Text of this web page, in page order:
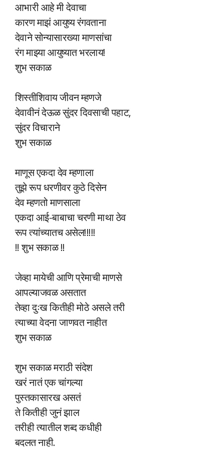
आभारी आहे मी देवाचा
कारण माझं आयुष्य रंगवताना
देवाने सोन्यासारख्या माणसांचा
रंग माझ्या आयुष्यात भरलाय!
शुभ सकाळ
शिस्तीशिवाय जीवन म्हणजे
देवावीनं देऊळ सुंदर दिवसाची पहाट,
सुंदर विचाराने
शुभ सकाळ
माणूस एकदा देव म्हणाला
तुझे रूप धरणीवर कुठे दिसेन
देव म्हणतो माणसाला
एकदा आई-बाबाचा चरणी माथा ठेव
रूप त्यांच्यातच असेल!!!!!
!! शुभ सकाळ !!
जेव्हा मायेची आणि प्रेमाची माणसे
आपल्याजवळ असतात
तेव्हा दुःख कितीही मोठे असले तरी
त्याच्या वेदना जाणवत नाहीत
शुभ सकाळ
शुभ सकाळ मराठी संदेश
खरं नातं एक चांगल्या
पुस्तकासारख असतं
ते कितीही जुनं झाल
तरीही त्यातील शब्द कधीही
बदलत नाही.